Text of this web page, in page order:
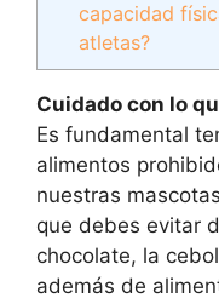
capacidad
atletas?
Cuidado con lo
Es fundamental
alimentos
nuestras
que debes evitar
chocolate, la
además de